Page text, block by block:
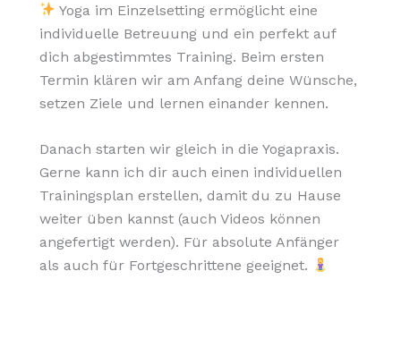
Yoga im Einzelsetting ermöglicht eine
individuelle Betreuung und ein perfekt auf
dich abgestimmtes Training. Beim ersten
Termin klären wir am Anfang deine Wünsche,
setzen Ziele und lernen einander kennen.
Danach starten wir gleich in die Yogapraxis.
Gerne kann ich dir auch einen individuellen
Trainingsplan erstellen, damit du zu Hause
weiter üben kannst (auch Videos können
angefertigt werden). Für absolute Anfänger
als auch für Fortgeschrittene geeignet.